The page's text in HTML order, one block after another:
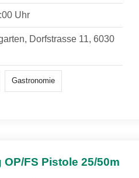
Uhr
Dorfstrasse 11, 6030
Gastronomie
FS Pistole 25/50m